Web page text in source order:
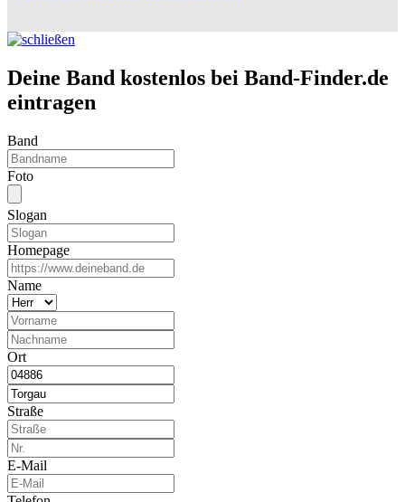
Deine Band kostenlos bei Band-Finder.de
eintragen
Band
Foto
Slogan
Homepage
Name
Ort
Straße
E-Mail